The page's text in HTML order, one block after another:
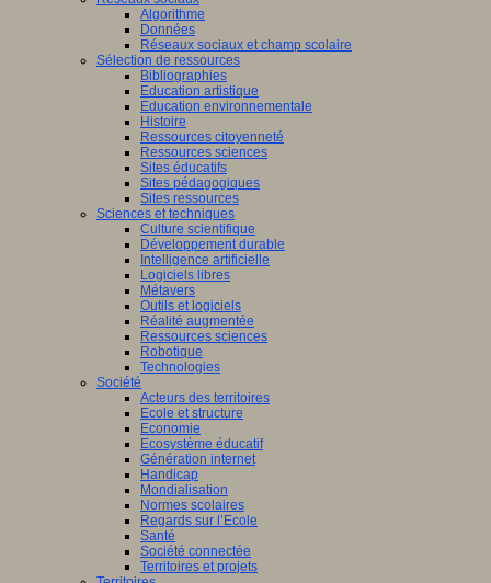
Algorithme
Données
Réseaux sociaux et champ scolaire
Sélection de ressources
Bibliographies
Education artistique
Education environnementale
Histoire
Ressources citoyenneté
Ressources sciences
Sites éducatifs
Sites pédagogiques
Sites ressources
Sciences et techniques
Culture scientifique
Développement durable
Intelligence artificielle
Logiciels libres
Métavers
Outils et logiciels
Réalité augmentée
Ressources sciences
Robotique
Technologies
Société
Acteurs des territoires
Ecole et structure
Economie
Ecosystème éducatif
Génération internet
Handicap
Mondialisation
Normes scolaires
Regards sur l’Ecole
Santé
Société connectée
Territoires et projets